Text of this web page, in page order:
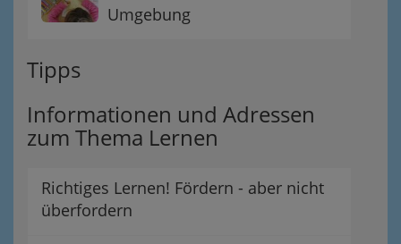
Umgebung
Tipps
Informationen und Adressen
zum Thema Lernen
Richtiges Lernen! Fördern - aber nicht
überfordern